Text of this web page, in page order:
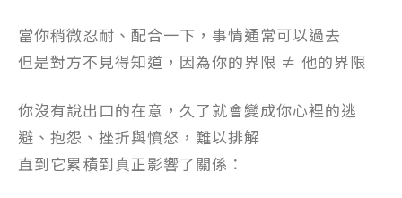
當你稍微忍耐、配合一下，事情通常可以過去
但是對方不見得知道，因為你的界限 ≠ 他的界限
你沒有說出口的在意，久了就會變成你心裡的逃
避、抱怨、挫折與憤怒，難以排解
直到它累積到真正影響了關係：